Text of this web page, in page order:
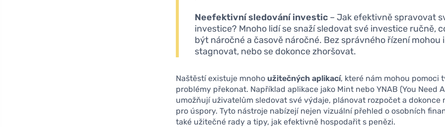
Neefektivní sledování investic – Jak efektivně spravovat
investice? Mnoho lidí se snaží sledovat své investice ručně,
být náročné a časově náročné. Bez správného řízení mohou
stagnovat, nebo se dokonce zhoršovat.
Naštěstí existuje mnoho užitečných aplikací, které nám mohou pomoci
problémy překonat. Například aplikace jako Mint nebo YNAB (You Need
umožňují uživatelům sledovat své výdaje, plánovat rozpočet a dokonce
pro úspory. Tyto nástroje nabízejí nejen vizuální přehled o osobních
také užitečné rady a tipy, jak efektivně hospodařit s penězi.